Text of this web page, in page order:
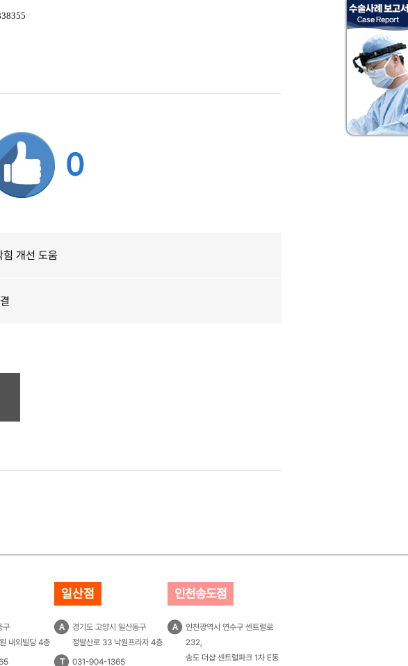
0
힘 개선 도움
구
내외빌딩 4층
일산점
A
경기도 고양시 일산동구
정발산로 33 낙원프라자 4층
T
031-904-1365
인천송도점
A
인천광역시 연수구 센트럴로
232,
송도 더샵 센트럴파크 1차 E동